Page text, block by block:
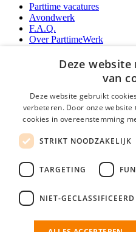
Parttime vacatures
Avondwerk
F.A.Q.
Over ParttimeWerk
YoungCapital Android App
Parttime personeel
Vacature aanmelden
Partners
Contact
Social
Deze
van
Deze website gebruikt
verbeteren. Door onze
cookies in overeenstemming
STRIKT NOODZAKELIJK
TARGETING
NIET-GECLASSIFICEERD